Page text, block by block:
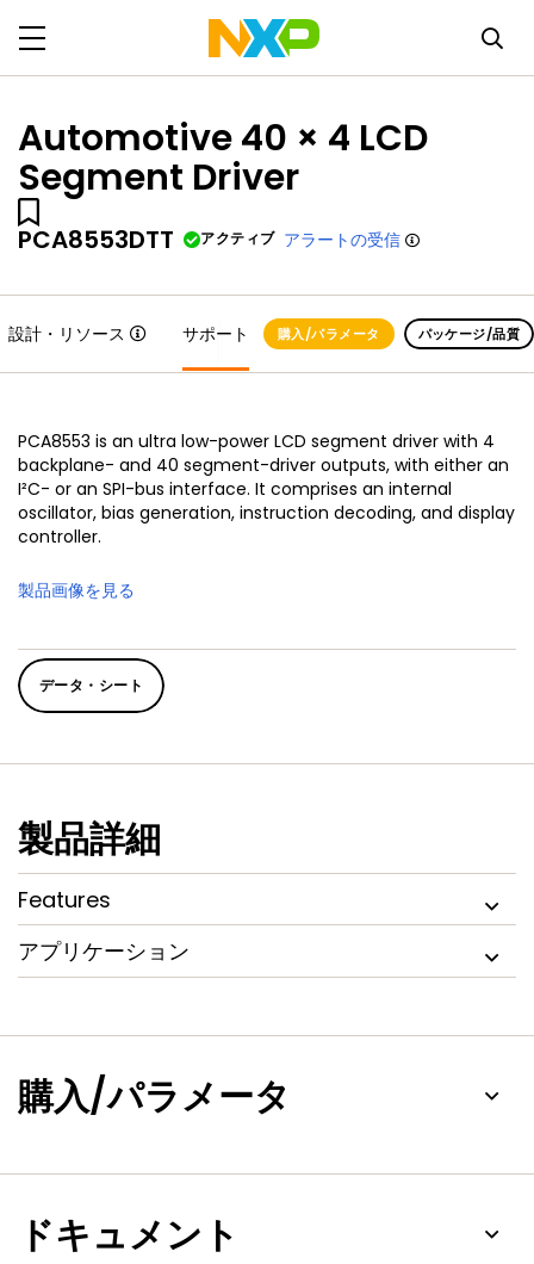
Automotive 40 × 4 LCD
Segment Driver
PCA8553DTT アクティブ アラートの受信
設計・リソース サポート 購入/パラメータ パッケージ/品質
PCA8553 is an ultra low-power LCD segment driver with 4
backplane- and 40 segment-driver outputs, with either an
I²C- or an SPI-bus interface. It comprises an internal
oscillator, bias generation, instruction decoding, and display
controller.
製品画像を見る
データ・シート
製品詳細
Features
アプリケーション
購入/パラメータ
ドキュメント